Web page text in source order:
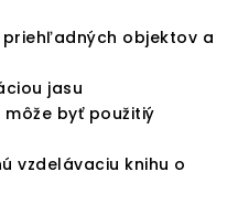
objektov a
jasu
byť použitiý
vzdelávaciu knihu o